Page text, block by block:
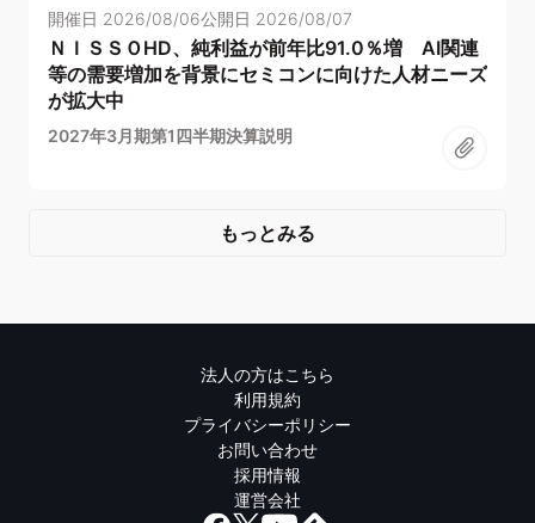
開催日 2026/08/06公開日 2026/08/07
ＮＩＳＳＯHD、純利益が前年比91.0％増 AI関連
等の需要増加を背景にセミコンに向けた人材ニーズ
が拡大中
2027年3月期第1四半期決算説明
もっとみる
法人の方はこちら
利用規約
プライバシーポリシー
お問い合わせ
採用情報
運営会社